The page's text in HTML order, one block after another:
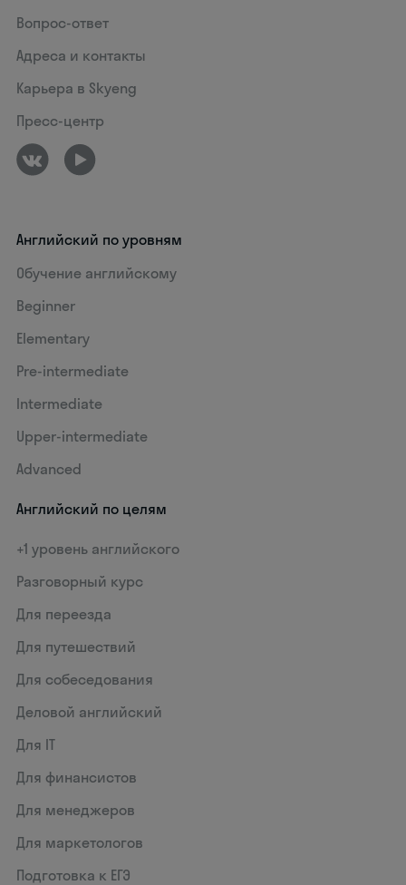
Вопрос-ответ
Адреса и контакты
Карьера в Skyeng
Пресс-центр
Английский по уровням
Обучение английскому
Beginner
Elementary
Pre-intermediate
Intermediate
Upper-intermediate
Advanced
Английский по целям
+1 уровень английского
Разговорный курс
Для переезда
Для путешествий
Для собеседования
Деловой английский
Для IT
Для финансистов
Для менеджеров
Для маркетологов
Подготовка к ЕГЭ